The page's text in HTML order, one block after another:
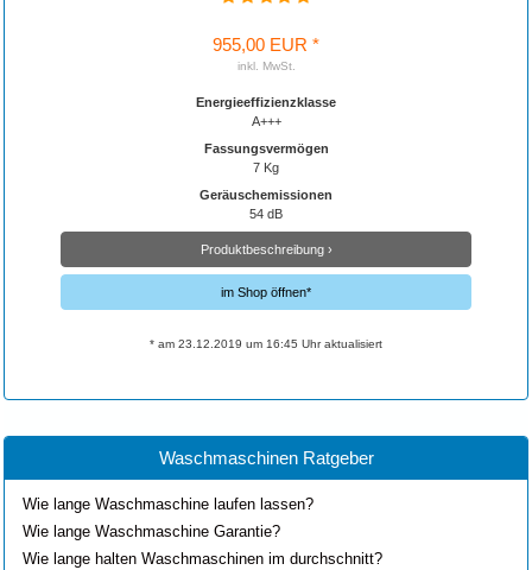
955,00 EUR *
inkl. MwSt.
Energieeffizienzklasse
A+++
Fassungsvermögen
7 Kg
Geräuschemissionen
54 dB
Produktbeschreibung ›
im Shop öffnen*
* am 23.12.2019 um 16:45 Uhr aktualisiert
Waschmaschinen Ratgeber
Wie lange Waschmaschine laufen lassen?
Wie lange Waschmaschine Garantie?
Wie lange halten Waschmaschinen im durchschnitt?